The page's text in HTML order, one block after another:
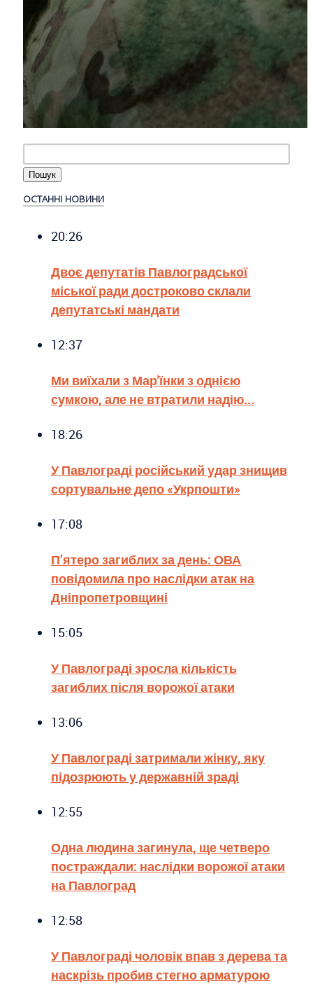
ОСТАННІ НОВИНИ
20:26
Двоє депутатів Павлоградської
міської ради достроково склали
депутатські мандати
12:37
Ми виїхали з Мар'їнки з однією
сумкою, але не втратили надію...
18:26
У Павлограді російський удар знищив
сортувальне депо «Укрпошти»
17:08
П’ятеро загиблих за день: ОВА
повідомила про наслідки атак на
Дніпропетровщині
15:05
У Павлограді зросла кількість
загиблих після ворожої атаки
13:06
У Павлограді затримали жінку, яку
підозрюють у державній зраді
12:55
Одна людина загинула, ще четверо
постраждали: наслідки ворожої атаки
на Павлоград
12:58
У Павлограді чоловік впав з дерева та
наскрізь пробив стегно арматурою